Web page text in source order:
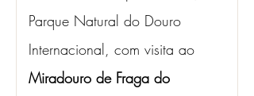
Parque Natural do Douro
Internacional, com visita ao
Miradouro de Fraga do